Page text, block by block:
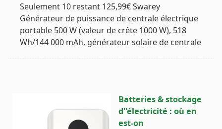
Seulement 10 restant 125,99€ Swarey
Générateur de puissance de centrale électrique
portable 500 W (valeur de crête 1000 W), 518
Wh/144 000 mAh, générateur solaire de centrale
Batteries & stockage
d''électricité : où en
est-on